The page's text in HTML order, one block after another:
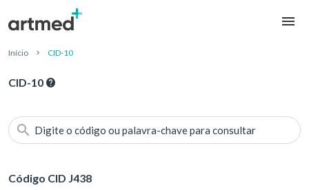
Início CID-10
CID-10
Digite o código ou palavra-chave para consultar
Código CID J438